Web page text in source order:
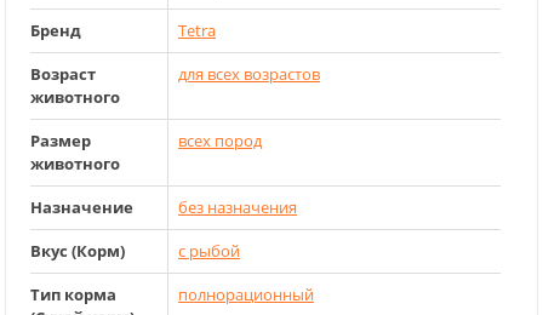
Бренд
Tetra
Возраст
животного
для всех возрастов
Размер
животного
всех пород
Назначение
без назначения
Вкус (Корм)
с рыбой
Тип корма
полнорационный